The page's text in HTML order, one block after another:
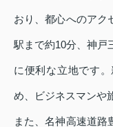
おり、都心へのアク
駅まで約10分、神戸
に便利な立地です
め、ビジネスマンや
また、名神高速道路